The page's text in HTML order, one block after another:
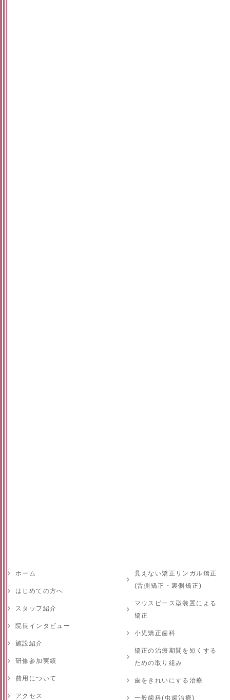
ホーム
はじめての方へ
スタッフ紹介
院長インタビュー
施設紹介
研修参加実績
費用について
アクセス
見えない矯正リンガル矯正
(舌側矯正・裏側矯正)
マウスピース型装置による
矯正
小児矯正歯科
矯正の治療期間を短くする
ための取り組み
歯をきれいにする治療
一般歯科(虫歯治療)